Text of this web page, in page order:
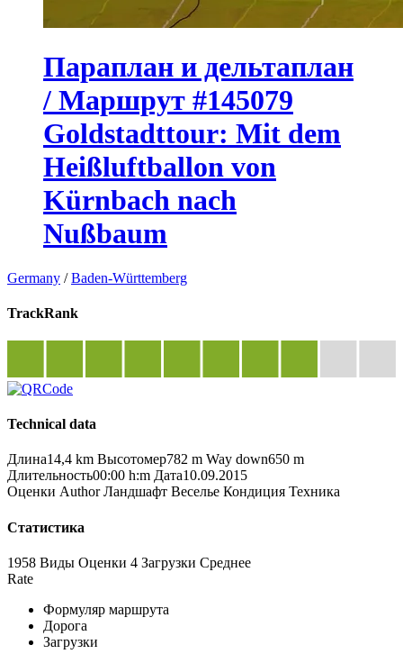
Параплан и дельтаплан
/ Маршрут #145079
Goldstadttour: Mit dem
Heißluftballon von
Kürnbach nach
Nußbaum
Germany /Baden-Württemberg
TrackRank
Technical data
Длина14,4 km Высотомер782 m Way down650 m
Длительность00:00 h:m Дата10.09.2015
Оценки Author Ландшафт Веселье Кондиция Техника
Статистика
1958 Виды Оценки 4 Загрузки Среднее
Rate
Формуляр маршрута
Дорога
Загрузки